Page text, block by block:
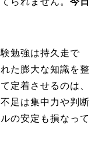
勉強は持久走で
た膨大な知識を整
定着させるのは、
足は集中力や判断
の安定も損なって